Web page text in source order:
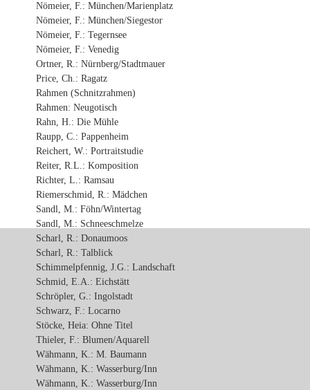
Nömeier, F.: München/Marienplatz
Nömeier, F.: München/Siegestor
Nömeier, F.: Tegernsee
Nömeier, F.: Venedig
Ortner, R.: Nürnberg/Stadtmauer
Price, Ch.: Ragatz
Rahmen (Schnitzrahmen)
Rahmen: Neugotisch
Rahn, H.: Die Mühle
Raupp, C.: Pappenheim
Reichert, W.: Portraitstudie
Reiter, R.L.: Komposition
Richter, L.: Ramsau
Riemerschmid, R.: Mädchen
Sandl, M.: Föhn/Wintertag
Sandl, M.: Schneeschmelze
Scharl, R.: Donaumoos
Scharl, R.: Talblick
Schimmelpfennig, J.G.: Landschaft
Schmid, E.A.: Eichstätt
Schröpler, G.: Ingolstadt
Schwarz, F.: Locarno
Stöcke, Heia: Ohne Titel
Thieler, F.: Blumen/Aquarell
Wähmann, K.: M. Baumann
Wähmann, K.: Wasserburg/Inn
Wähmann, K.: Wasserburg/Inn